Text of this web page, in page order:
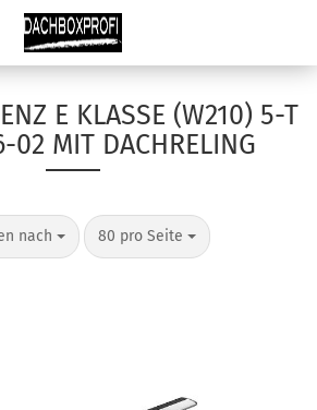
E KLASSE (W210) 5-T
02 MIT DACHRELING
nach 80 pro Seite